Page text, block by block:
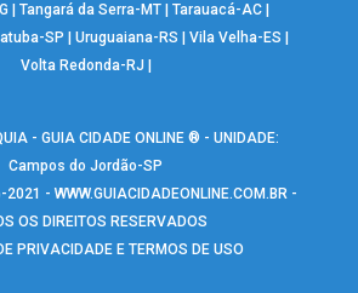
Tangará da Serra-MT| Tarauacá-AC|
SP |Uruguaiana-RS |Vila Velha-ES
Volta Redonda-RJ
- GUIA CIDADE ONLINE ® - UNIDADE:
Campos do Jordão-SP
2021 -WWW.GUIACIDADEONLINE.COM.BR -
OS DIREITOS RESERVADOS
PRIVACIDADE E TERMOS DE USO